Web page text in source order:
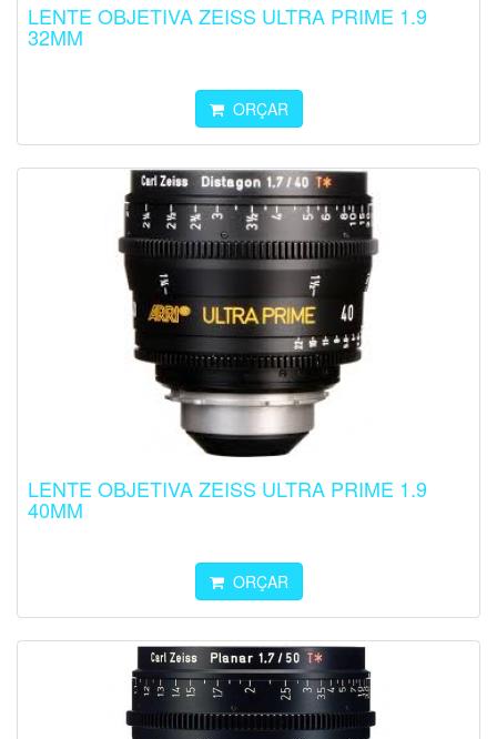
LENTE OBJETIVA ZEISS ULTRA PRIME 1.9
32MM
ORÇAR
LENTE OBJETIVA ZEISS ULTRA PRIME 1.9
40MM
ORÇAR